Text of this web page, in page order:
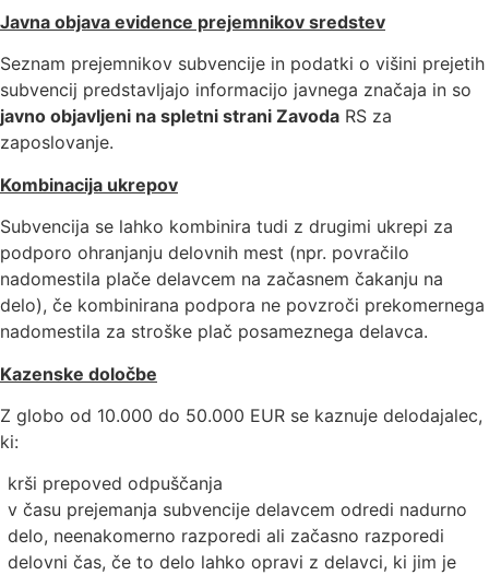
Javna objava evidence prejemnikov sredstev
Seznam prejemnikov subvencije in podatki o višini prejetih
subvencij predstavljajo informacijo javnega značaja in so
javno objavljeni na spletni strani Zavoda RS za
zaposlovanje.
Kombinacija ukrepov
Subvencija se lahko kombinira tudi z drugimi ukrepi za
podporo ohranjanju delovnih mest (npr. povračilo
nadomestila plače delavcem na začasnem čakanju na
delo), če kombinirana podpora ne povzroči prekomernega
nadomestila za stroške plač posameznega delavca.
Kazenske določbe
Z globo od 10.000 do 50.000 EUR se kaznuje delodajalec,
ki:
krši prepoved odpuščanja
v času prejemanja subvencije delavcem odredi nadurno
delo, neenakomerno razporedi ali začasno razporedi
delovni čas, če to delo lahko opravi z delavci, ki jim je